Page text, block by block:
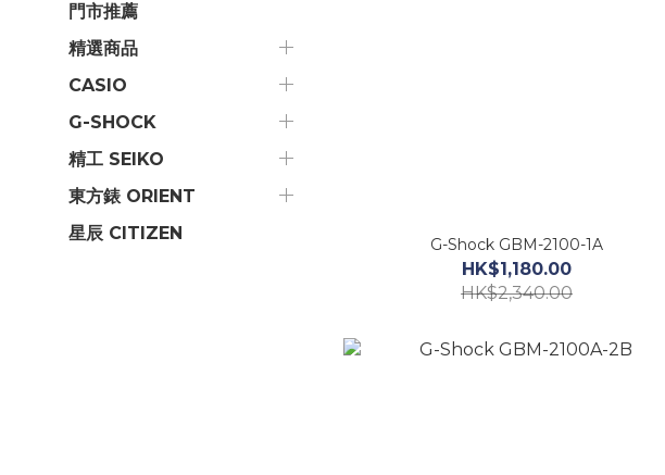
門市推薦
精選商品
CASIO
G-SHOCK
精工 SEIKO
東方錶 ORIENT
星辰 CITIZEN
G-Shock GBM-2100-1A
HK$1,180.00
HK$2,340.00